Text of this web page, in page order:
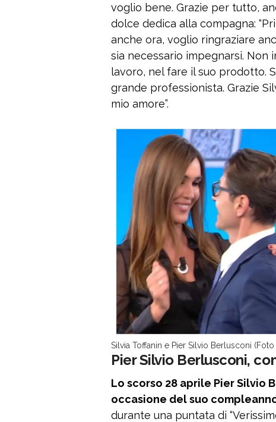
voglio bene. Grazie per tutto,
dolce dedica alla compagna:
anche ora, voglio ringraziare
sia necessario impegnarsi. Non
lavoro, nel fare il suo prodotto.
grande professionista. Grazie
mio amore”.
Silvia Toffanin e Pier Silvio Berlusconi
Pier Silvio Berlusconi,
Lo scorso 28 aprile Pier Silvio
occasione del suo
durante una puntata di